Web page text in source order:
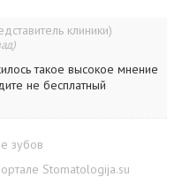
клиники)
такое высокое мнение
не бесплатный
зубов
Stomatologija.su